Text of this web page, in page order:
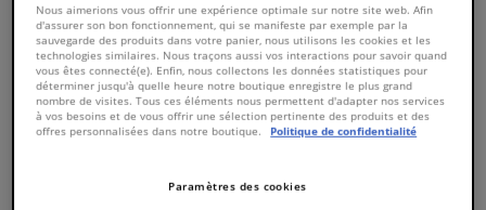
Nettoyage & protection
Atelier & outils
Chercher
Winparts.be
(Wallonie)
Roulement de roue
Nous aimerions vous offrir une expérience optimale sur notre site web. Afin
d'assurer son bon fonctionnement, qui se manifeste par exemple par la
sauvegarde des produits dans votre panier, nous utilisons les cookies et les
technologies similaires. Nous traçons aussi vos interactions pour savoir quand
vous êtes connecté(e). Enfin, nous collectons les données statistiques pour
déterminer jusqu'à quelle heure notre boutique enregistre le plus grand
nombre de visites. Tous ces éléments nous permettent d'adapter nos services
à vos besoins et de vous offrir une sélection pertinente des produits et des
offres personnalisées dans notre boutique.
Politique de confidentialité
Paramètres des cookies